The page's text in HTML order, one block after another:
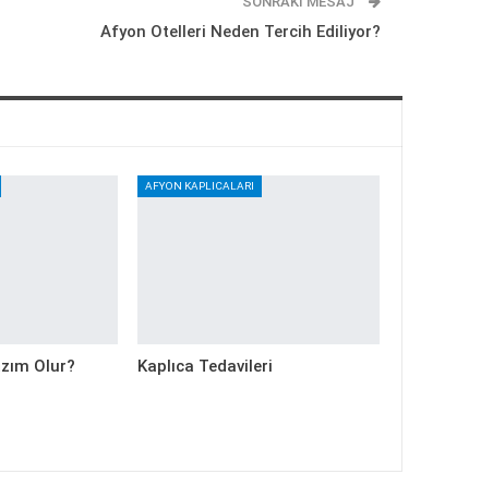
Afyon Otelleri Neden Tercih Ediliyor?
Olur?
AFYON KAPLICALARI
Kaplıca Tedavileri